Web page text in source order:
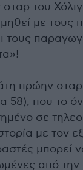
του
με τους
τους
πρώην
58), που το
σε
με τον
μπορεί
από